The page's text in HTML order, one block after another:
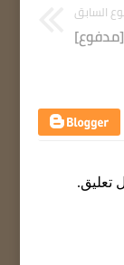
السابق
تعليق.